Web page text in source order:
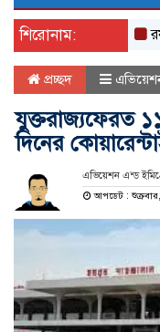
শিরোনাম:
প্রচ্ছদ
যুক্তরাজ্যফেরত
দিনের
এভিয়েশন এন্ড
আপডেট : শুক্রবার,